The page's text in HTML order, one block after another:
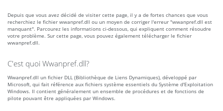
Depuis que vous avez décidé de visiter cette page, il y a de fortes chances que vous
recherchiez le fichier wwanpref.dll ou un moyen de corriger l'erreur "wwanpref.dll est
manquant". Parcourez les informations ci-dessous, qui expliquent comment résoudre
votre problème. Sur cette page, vous pouvez également télécharger le fichier
wwanpref.dll.
C'est quoi Wwanpref.dll?
Wwanpref.dll un fichier DLL (Bibliothèque de Liens Dynamiques), développé par
Microsoft, qui fait référence aux fichiers système essentiels du Système d'Exploitation
Windows. Il contient généralement un ensemble de procédures et de fonctions de
pilote pouvant être appliquées par Windows.